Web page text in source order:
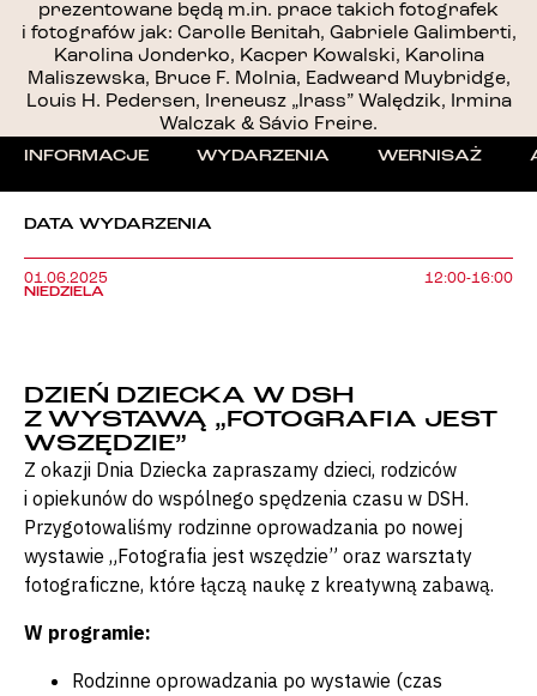
prezentowane będą m.in. prace takich fotografek
i fotografów jak: Carolle Benitah, Gabriele Galimberti,
Karolina Jonderko, Kacper Kowalski, Karolina
Maliszewska, Bruce F. Molnia, Eadweard Muybridge,
Louis H. Pedersen, Ireneusz „Irass” Walędzik, Irmina
Walczak & Sávio Freire.
INFORMACJE
WYDARZENIA WERNISAŻ
DATA WYDARZENIA
01.06.2025
NIEDZIELA
12:00-16:00
DZIEŃ DZIECKA W DSH
Z WYSTAWĄ „FOTOGRAFIA JEST
WSZĘDZIE”
Z okazji Dnia Dziecka zapraszamy dzieci, rodziców
i opiekunów do wspólnego spędzenia czasu w DSH.
Przygotowaliśmy rodzinne oprowadzania po nowej
wystawie „Fotografia jest wszędzie” oraz warsztaty
fotograficzne, które łączą naukę z kreatywną zabawą.
W programie:
Rodzinne oprowadzania po wystawie (czas